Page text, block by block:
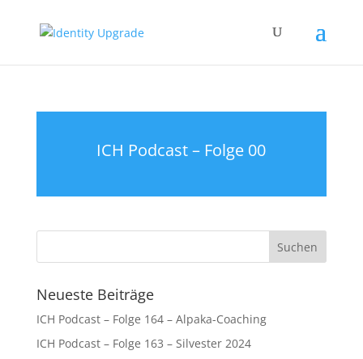
ICH Podcast – Folge 00
Neueste Beiträge
ICH Podcast – Folge 164 – Alpaka-Coaching
ICH Podcast – Folge 163 – Silvester 2024